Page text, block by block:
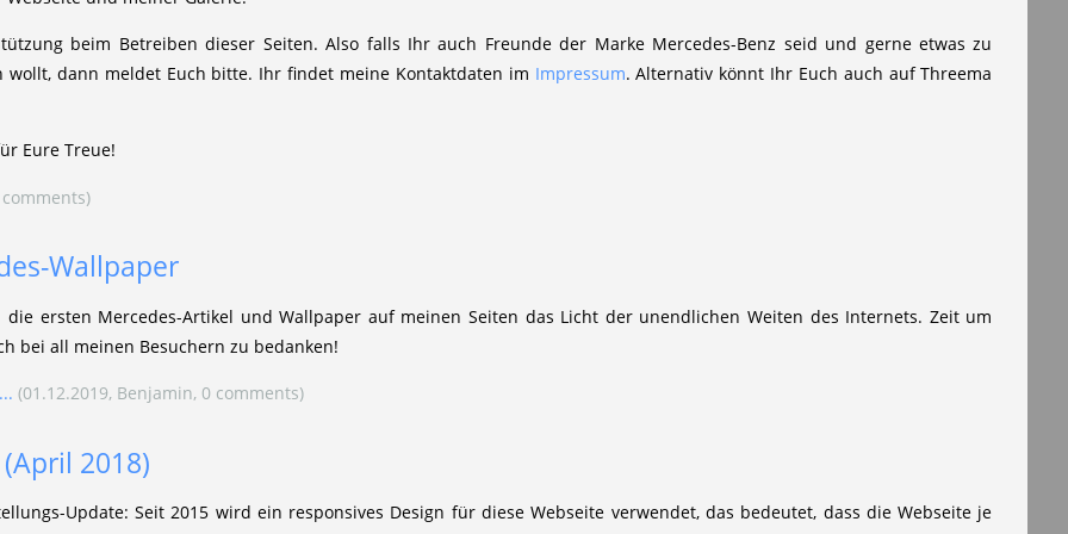
beim Betreiben dieser Seiten. Also falls Ihr auch Freunde der Marke Mercedes-Benz seid und gerne etwas zu
wollt, dann meldet Euch bitte. Ihr findet meine Kontaktdaten im Impressum. Alternativ könnt Ihr Euch auch auf Threema
Eure Treue!
Wallpaper
die ersten Mercedes-Artikel und Wallpaper auf meinen Seiten das Licht der unendlichen Weiten des Internets. Zeit um
bei all meinen Besuchern zu bedanken!
(01.12.2019, Benjamin, 0 comments)
2018)
Update: Seit 2015 wird ein responsives Design für diese Webseite verwendet, das bedeutet, dass die Webseite je